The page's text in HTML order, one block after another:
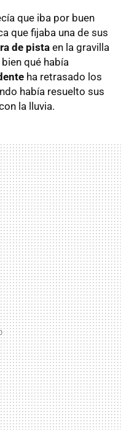
que iba por buen
que fijaba una de sus
de pista en la gravilla
qué había
ha retrasado los
había resuelto sus
la lluvia.